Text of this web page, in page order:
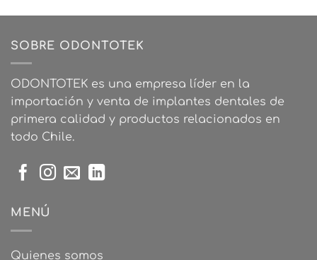
se
pueden
elegir
SOBRE ODONTOTEK
ODONTOTEK es una empresa líder en la
importación y venta de implantes dentales de
primera calidad y productos relacionados en
todo Chile.
MENÚ
Quienes somos